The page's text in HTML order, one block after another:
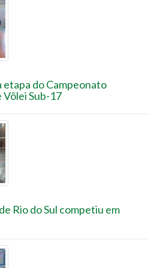
etapa do Campeonato
Sub-17
Rio do Sul competiu em